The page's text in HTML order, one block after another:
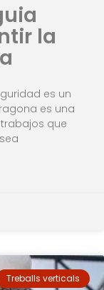
la
es un
es una
que
Treballs verticals